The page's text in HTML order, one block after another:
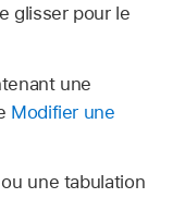
glisser pour le
une
Modifier une
une tabulation